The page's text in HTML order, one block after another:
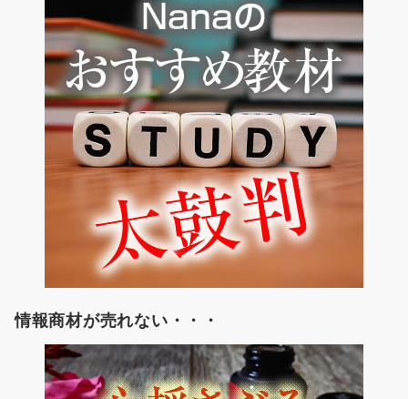
情報商材が売れない・・・